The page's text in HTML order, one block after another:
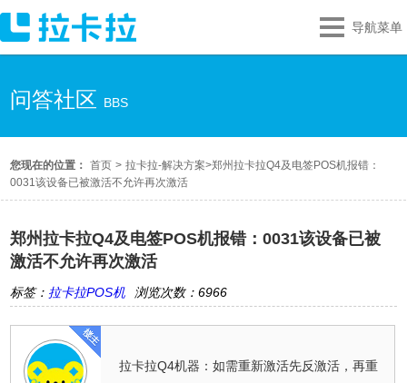
导航菜单
问答社区 BBS
您现在的位置： 首页 > 拉卡拉-解决方案>郑州拉卡拉Q4及电签POS机报错：
0031该设备已被激活不允许再次激活
郑州拉卡拉Q4及电签POS机报错：0031该设备已被
激活不允许再次激活
标签： 拉卡拉POS机 浏览次数：6966
拉卡拉Q4机器：如需重新激活先反激活，再重